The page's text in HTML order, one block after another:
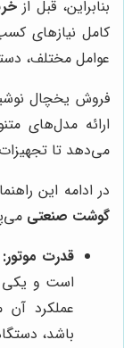
بنابراین، قبل از
کامل نیازهای
عوامل مختلف،
فروش یخچال
ارائه مدل‌های
می‌دهد تا تجهیزات
در ادامه این
گوشت صنعتی
قدرت موتور:
است و یکی
عملکرد
باشد،